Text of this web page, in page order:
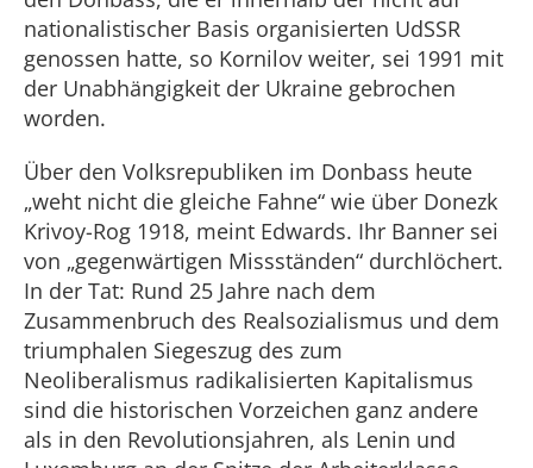
nationalistischer Basis organisierten UdSSR
genossen hatte, so Kornilov weiter, sei 1991 mit
der Unabhängigkeit der Ukraine gebrochen
worden.
Über den Volksrepubliken im Donbass heute
„weht nicht die gleiche Fahne“ wie über Donezk
Krivoy-Rog 1918, meint Edwards. Ihr Banner sei
von „gegenwärtigen Missständen“ durchlöchert.
In der Tat: Rund 25 Jahre nach dem
Zusammenbruch des Realsozialismus und dem
triumphalen Siegeszug des zum
Neoliberalismus radikalisierten Kapitalismus
sind die historischen Vorzeichen ganz andere
als in den Revolutionsjahren, als Lenin und